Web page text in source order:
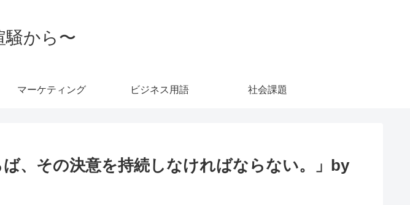
騒から〜
マーケティング ビジネス用語 社会課題
、その決意を持続しなければならない。」by